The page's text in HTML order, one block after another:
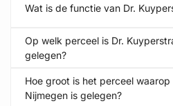
Wat is de functie van Dr.
Op welk perceel is Dr.
gelegen?
Hoe groot is het perceel
Nijmegen is gelegen?